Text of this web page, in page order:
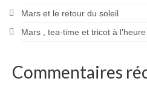
Mars et le retour du soleil
Mars , tea-time et tricot à
Commentaires